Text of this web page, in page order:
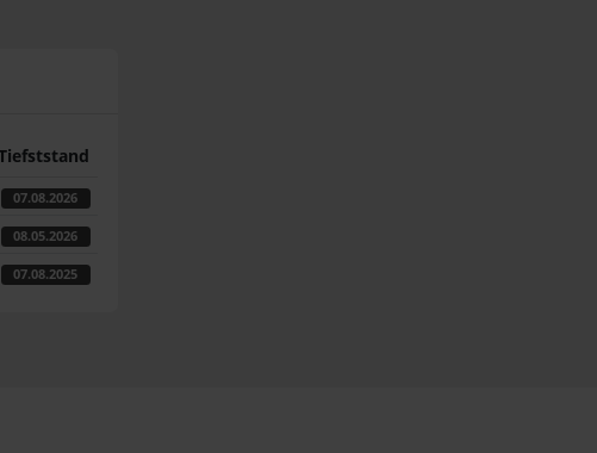
07.08.2026
08.05.2026
07.08.2025